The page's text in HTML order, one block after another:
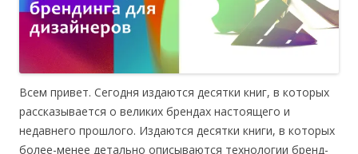
Всем привет. Сегодня издаются десятки книг, в которых
рассказывается о великих брендах настоящего и
недавнего прошлого. Издаются десятки книги, в которых
более-менее детально описываются технологии бренд-